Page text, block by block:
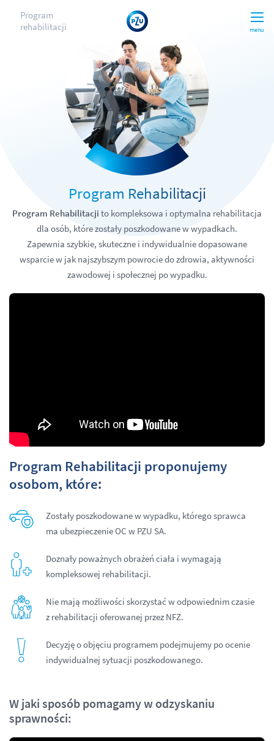
menu
Program
rehabilitacji
Program Rehabilitacji
Program Rehabilitacji to kompleksowa i optymalna rehabilitacja
dla osób, które zostały poszkodowane w wypadkach.
Zapewnia szybkie, skuteczne i indywidualnie dopasowane
wsparcie w jak najszybszym powrocie do zdrowia, aktywności
zawodowej i społecznej po wypadku.
Program Rehabilitacji proponujemy
osobom, które:
Zostały poszkodowane w wypadku, którego sprawca
ma ubezpieczenie OC w PZU SA.
Doznały poważnych obrażeń ciała i wymagają
kompleksowej rehabilitacji.
Nie mają możliwości skorzystać w odpowiednim czasie
z rehabilitacji oferowanej przez NFZ.
Decyzję o objęciu programem podejmujemy po ocenie
indywidualnej sytuacji poszkodowanego.
W jaki sposób pomagamy w odzyskaniu
sprawności: